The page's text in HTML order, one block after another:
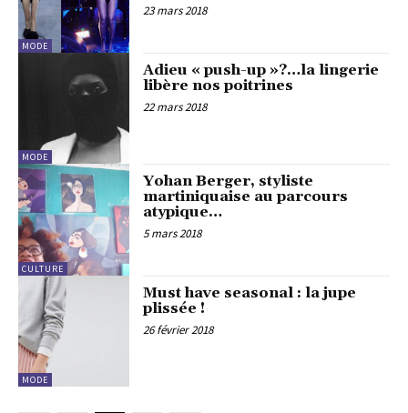
MODE
23 mars 2018
MODE
Adieu « push-up »?…la lingerie
libère nos poitrines
22 mars 2018
CULTURE
Yohan Berger, styliste
martiniquaise au parcours
atypique…
5 mars 2018
MODE
Must have seasonal : la jupe
plissée !
26 février 2018